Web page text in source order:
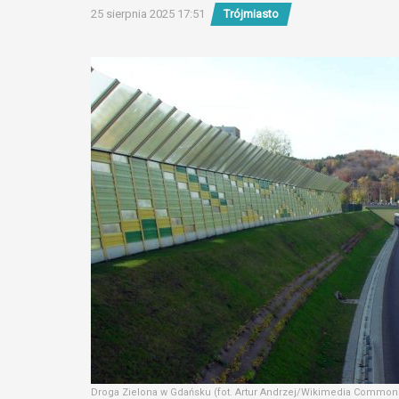
25 sierpnia 2025 17:51 Trójmiasto
Droga Zielona w Gdańsku (fot. Artur Andrzej/Wikimedia